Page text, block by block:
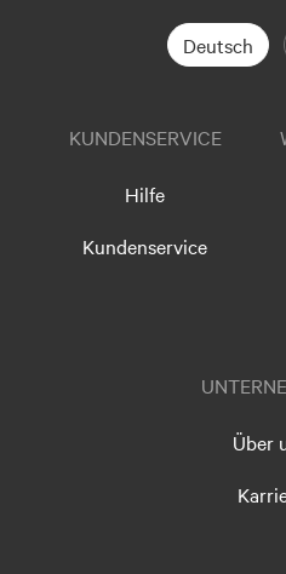
Deutsch
KUNDENSERVICE
Hilfe
Kundenservice
Über